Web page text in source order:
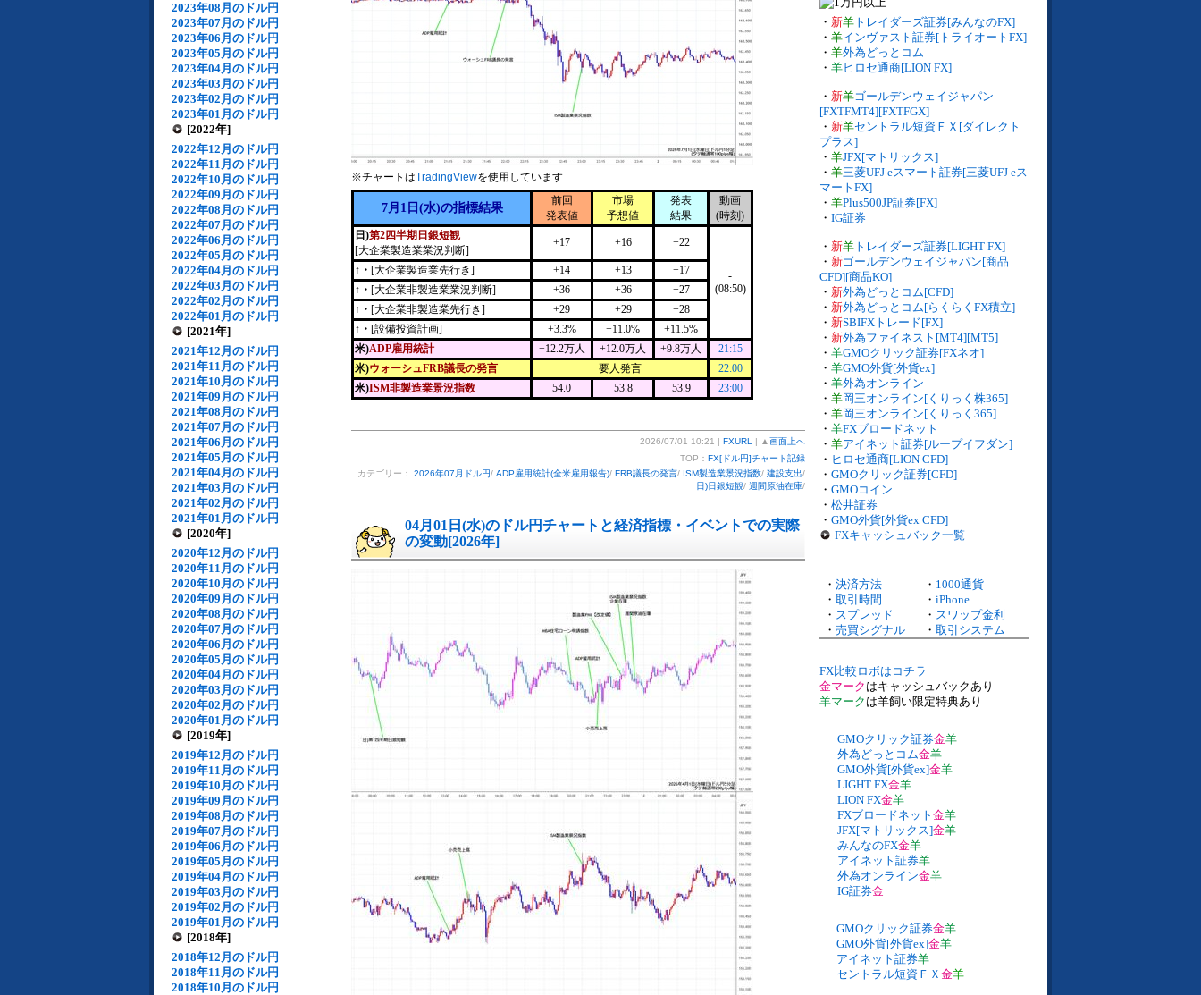
2023年08月のドル円
2023年07月のドル円
2023年06月のドル円
2023年05月のドル円
2023年04月のドル円
2023年03月のドル円
2023年02月のドル円
2023年01月のドル円
[2022年]
2022年12月のドル円
2022年11月のドル円
2022年10月のドル円
2022年09月のドル円
2022年08月のドル円
2022年07月のドル円
2022年06月のドル円
2022年05月のドル円
2022年04月のドル円
2022年03月のドル円
2022年02月のドル円
2022年01月のドル円
[2021年]
2021年12月のドル円
2021年11月のドル円
2021年10月のドル円
2021年09月のドル円
2021年08月のドル円
2021年07月のドル円
2021年06月のドル円
2021年05月のドル円
2021年04月のドル円
2021年03月のドル円
2021年02月のドル円
2021年01月のドル円
[2020年]
2020年12月のドル円
2020年11月のドル円
2020年10月のドル円
2020年09月のドル円
2020年08月のドル円
2020年07月のドル円
2020年06月のドル円
2020年05月のドル円
2020年04月のドル円
2020年03月のドル円
2020年02月のドル円
2020年01月のドル円
[2019年]
2019年12月のドル円
2019年11月のドル円
2019年10月のドル円
2019年09月のドル円
2019年08月のドル円
2019年07月のドル円
2019年06月のドル円
2019年05月のドル円
2019年04月のドル円
2019年03月のドル円
2019年02月のドル円
2019年01月のドル円
[2018年]
2018年12月のドル円
2018年11月のドル円
2018年10月のドル円
※チャートはTradingViewを使用しています
7月1日(水)の指標結果
前回
発表値
市場
予想値
発表
結果
動画
(時刻)
日)第2四半期日銀短観
[大企業製造業業況判断]
+17 +16 +22
-
(08:50)
↑・ [大企業製造業先行き] +14 +13
+17
↑・ [大企業非製造業業況判断] +36 +36
+27
↑・ [大企業非製造業先行き] +29 +29
+28
↑・ [設備投資計画] +3.3% +11.0%
+11.5%
米)ADP雇用統計 +12.2万人 +12.0万人 +9.8万人
21:15
米)ウォーシュFRB議長の発言 要人発言
22:00
米)ISM非製造業景況指数 54.0 53.8 53.9 23:00
2026/07/01 10:21 | FXURL | ▲ 画面上へ
TOP： FX[ドル円]チャート記録
カテゴリー： 2026年07月ドル円/ ADP雇用統計(全米雇用報告)/ FRB議長の発言/ ISM製造業景況指数/ 建設支出/
日)日銀短観/ 週間原油在庫/
04月01日(水)のドル円チャートと経済指標・イベントでの実際
の変動[2026年]
・ 新羊 トレイダーズ証券[みんなのFX]
・ 羊インヴァスト証券[トライオートFX]
・ 羊外為どっとコム
・ 羊ヒロセ通商[LION FX]
・ 新羊ゴールデンウェイジャパン
[FXTFMT4][FXTFGX]
・ 新羊セントラル短資ＦＸ[ダイレクト
プラス]
・ 羊JFX[マトリックス]
・ 羊三菱UFJ eスマート証券[三菱UFJ eス
マートFX]
・ 羊Plus500JP証券[FX]
・ IG証券
・ 新羊 トレイダーズ証券[LIGHT FX]
・ 新ゴールデンウェイジャパン[商品
CFD][商品KO]
・ 新外為どっとコム[CFD]
・ 新外為どっとコム[らくらくFX積立]
・ 新SBIFXトレード[FX]
・ 新外為ファイネスト[MT4][MT5]
・ 羊GMOクリック証券[FXネオ]
・ 羊GMO外貨[外貨ex]
・ 羊外為オンライン
・ 羊岡三オンライン[くりっく株365]
・ 羊岡三オンライン[くりっく365]
・ 羊FXブロードネット
・ 羊アイネット証券[ループイフダン]
・ ヒロセ通商[LION CFD]
・ GMOクリック証券[CFD]
・ GMOコイン
・ 松井証券
・ GMO外貨[外貨ex CFD]
FXキャッシュバック一覧
・ 決済方法 ・ 1000通貨
・ 取引時間 ・ iPhone
・ スプレッド ・ スワップ金利
・ 売買シグナル ・ 取引システム
FX比較ロボはコチラ
金マーク はキャッシュバックあり
羊マーク は羊飼い限定特典あり
GMOクリック証券金羊
外為どっとコム金羊
GMO外貨[外貨ex]金羊
LIGHT FX金羊
LION FX金羊
FXブロードネット 金羊
JFX[マトリックス]金羊
みんなのFX金羊
アイネット証券羊
外為オンライン金羊
IG証券金
GMOクリック証券金羊
GMO外貨[外貨ex]金羊
アイネット証券羊
セントラル短資ＦＸ 金羊